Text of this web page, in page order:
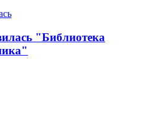
"Библиотека